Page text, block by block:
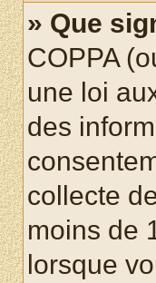
» Que
COPPA
une loi
des
collecte
moins de
lorsque